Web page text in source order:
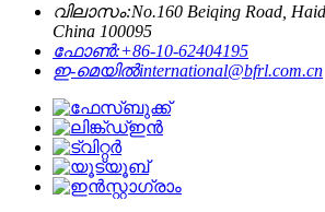
വിലാസം:No.160 Beiqing Road,
China 100095
ഫോൺ:+86-10-62404195
ഇ-മെയിൽinternational@bfrl.com.cn